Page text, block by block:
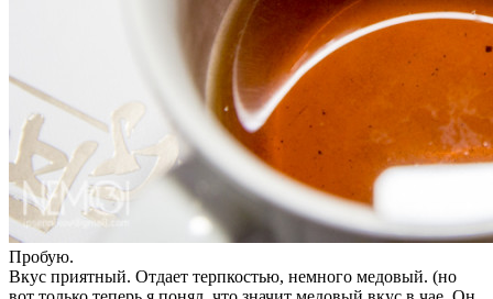
Пробую.
Вкус приятный. Отдает терпкостью, немного медовый. (но